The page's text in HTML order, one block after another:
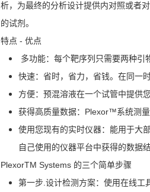
析，为最终的分析设计提供内对照或者
的试剂。
特点 - 优点
多功能：每个靶序列只需要两种引
快速：省时，省力，省钱。在同一
方便：预混溶液在一个试管中提供
获得高质量数据：Plexor™系统测
使用您现有的实时仪器：能用于大
自己使用的仪器平台中获得的数据结
PlexorTM Systems 的三个简单步骤
第一步.设计检测方案：使用在线工